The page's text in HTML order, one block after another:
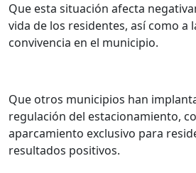
Que esta situación afecta
vida de los residentes, así como a
convivencia en el municipio.
Que otros municipios han
regulación del estacionamiento,
aparcamiento exclusivo para
resultados positivos.